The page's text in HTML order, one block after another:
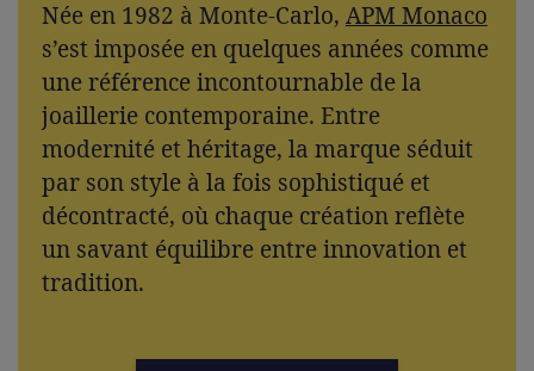
Née en 1982 à Monte-Carlo, APM Monaco
s’est imposée en quelques années comme
une référence incontournable de la
joaillerie contemporaine. Entre
modernité et héritage, la marque séduit
par son style à la fois sophistiqué et
décontracté, où chaque création reflète
un savant équilibre entre innovation et
tradition.